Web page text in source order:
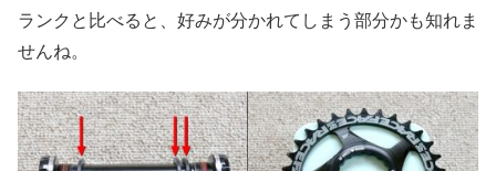
ランクと比べると、好みが分かれてしまう部分かも知れま
せんね。